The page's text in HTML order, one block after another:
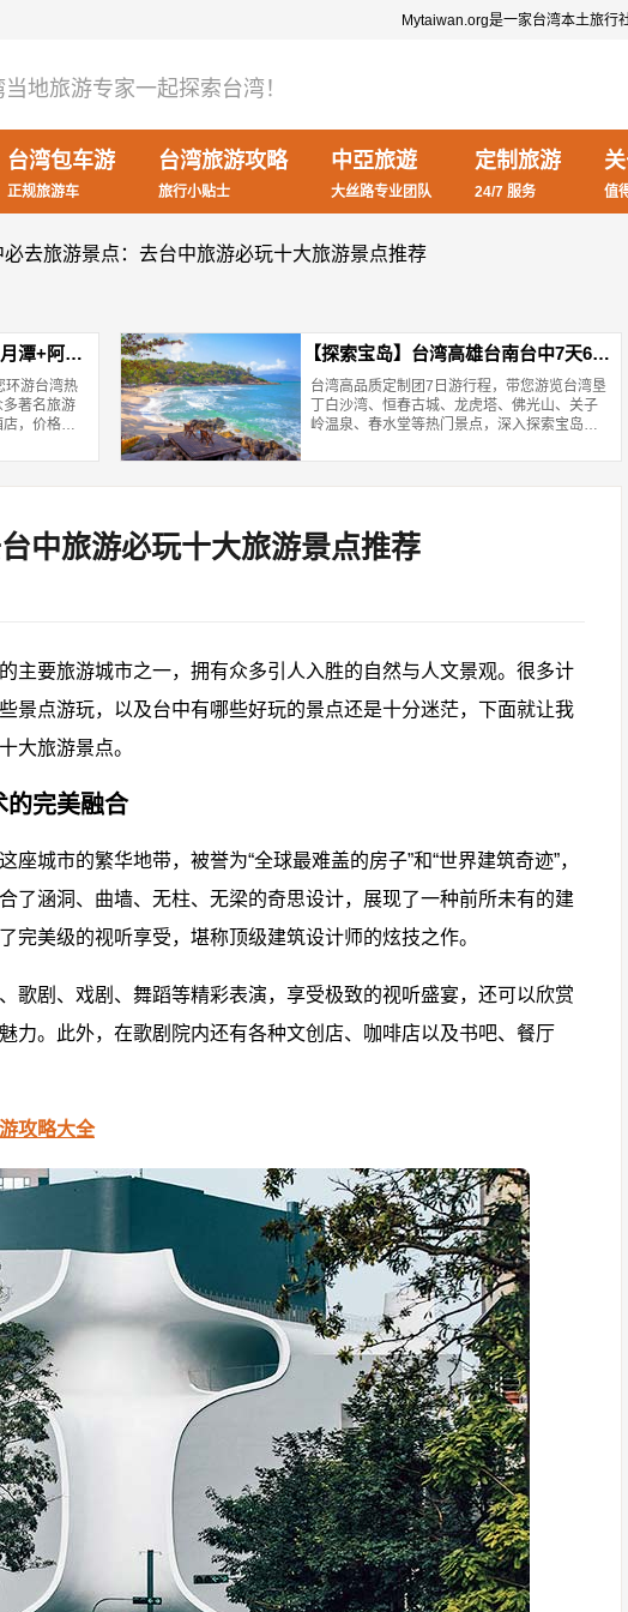
Mytaiwan.org是一家台湾本土旅行
地旅游专家一起探索台湾！
台湾包车游
正规旅游车
台湾旅游攻略
旅行小贴士
中亞旅遊
大丝路专业团队
定制旅游
24/7 服务 值
必去旅游景点：去台中旅游必玩十大旅游景点推荐
潭+阿里
岛跟团游
环游台湾热
著名旅游
，价格优
【探索宝岛】台湾高雄台南台中7天6晚
定制之旅
台湾高品质定制团7日游行程，带您游览台湾垦
丁白沙湾、恒春古城、龙虎塔、佛光山、关子
岭温泉、春水堂等热门景点，深入探索宝岛台
务，让您出行无忧。
中旅游必玩十大旅游景点推荐
主要旅游城市之一，拥有众多引人入胜的自然与人文景观。很多计
景点游玩，以及台中有哪些好玩的景点还是十分迷茫，下面就让我
大旅游景点。
完美融合
城市的繁华地带，被誉为“全球最难盖的房子”和“世界建筑奇迹”，
了涵洞、曲墙、无柱、无梁的奇思设计，展现了一种前所未有的建
完美级的视听享受，堪称顶级建筑设计师的炫技之作。
歌剧、戏剧、舞蹈等精彩表演，享受极致的视听盛宴，还可以欣赏
力。此外，在歌剧院内还有各种文创店、咖啡店以及书吧、餐厅
攻略大全